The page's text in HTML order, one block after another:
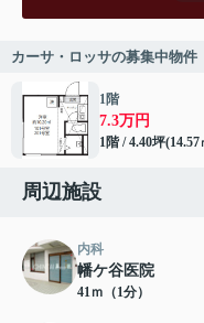
カーサ・ロッサの募集中物件
1階
7.3万円
1階 / 4.40坪(14.57
周辺施設
内科
幡ケ谷医院
41ｍ（1分）